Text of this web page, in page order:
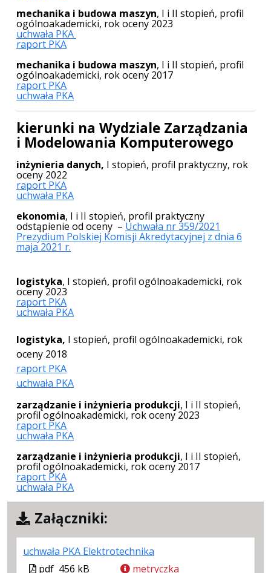
mechanika i budowa maszyn, I i II stopień, profil
ogólnoakademicki, rok oceny 2023
uchwała PKA
raport PKA
mechanika i budowa maszyn, I i II stopień, profil
ogólnoakademicki, rok oceny 2017
raport PKA
uchwała PKA
kierunki na Wydziale Zarządzania
i Modelowania Komputerowego
inżynieria danych, I stopień, profil praktyczny, rok
oceny 2022
raport PKA
uchwała PKA
ekonomia, I i II stopień, profil praktyczny
odstąpienie od oceny – Uchwała nr 359/2021
Prezydium Polskiej Komisji Akredytacyjnej z dnia 6
maja 2021 r.
logistyka, I stopień, profil ogólnoakademicki, rok
oceny 2023
raport PKA
uchwała PKA
logistyka, I stopień, profil ogólnoakademicki, rok
oceny 2018
raport PKA
uchwała PKA
zarządzanie i inżynieria produkcji, I i II stopień,
profil ogólnoakademicki, rok oceny 2023
raport PKA
uchwała PKA
zarządzanie i inżynieria produkcji, I i II stopień,
profil ogólnoakademicki, rok oceny 2017
raport PKA
uchwała PKA
Załączniki:
uchwała PKA Elektrotechnika
Plik
Rozmiar
Otwiera
Plik
pdf 456 kB metryczka